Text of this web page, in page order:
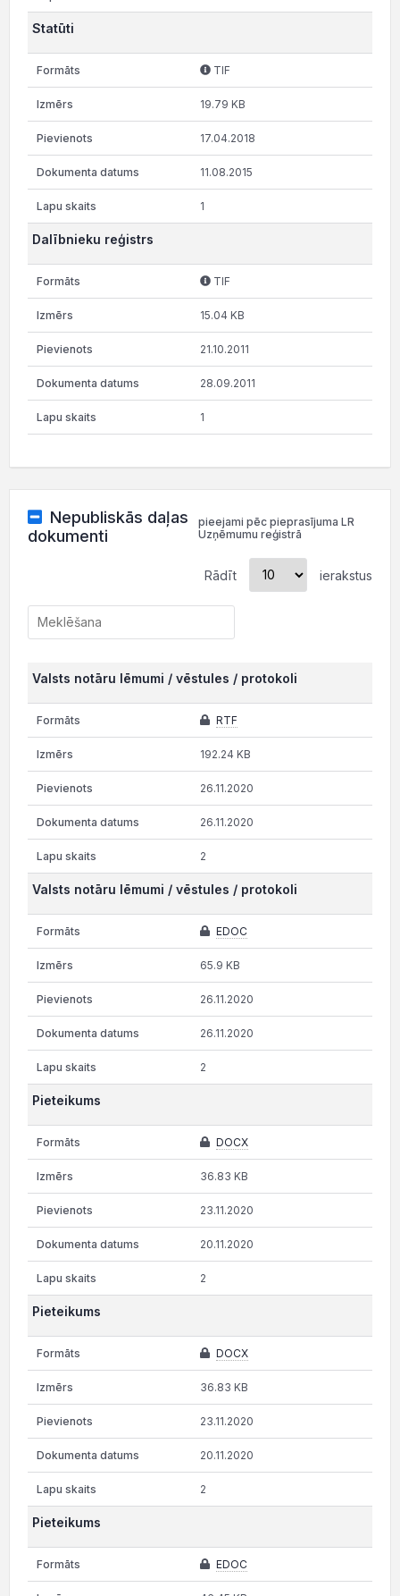
Statūti
TIF
19.79 KB
17.04.2018
11.08.2015
1
Dalībnieku reģistrs
TIF
15.04 KB
21.10.2011
28.09.2011
1
Nepubliskās daļas
dokumenti
pieejami pēc pieprasījuma LR
Uzņēmumu reģistrā
Rādīt ierakstus
Valsts notāru lēmumi / vēstules / protokoli
RTF
192.24 KB
26.11.2020
26.11.2020
2
Valsts notāru lēmumi / vēstules / protokoli
EDOC
65.9 KB
26.11.2020
26.11.2020
2
Pieteikums
DOCX
36.83 KB
23.11.2020
20.11.2020
2
Pieteikums
DOCX
36.83 KB
23.11.2020
20.11.2020
2
Pieteikums
EDOC